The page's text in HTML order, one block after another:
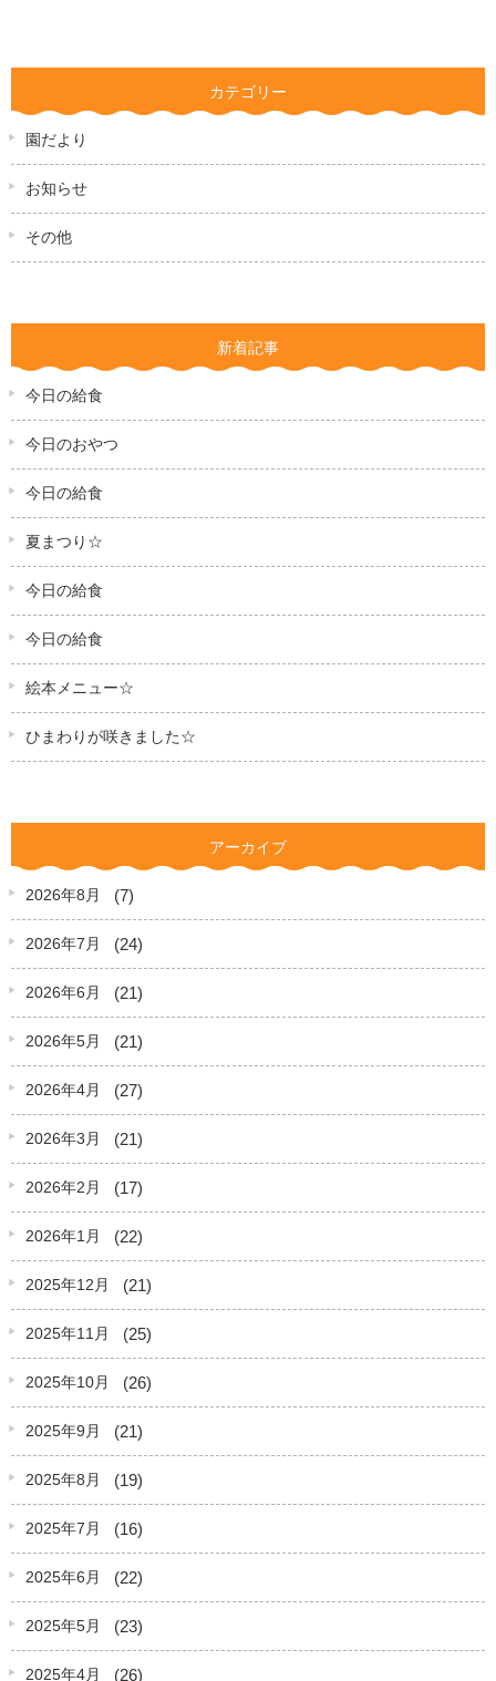
カテゴリー
園だより
お知らせ
その他
新着記事
今日の給食
今日のおやつ
今日の給食
夏まつり☆
今日の給食
今日の給食
絵本メニュー☆
ひまわりが咲きました☆
アーカイブ
2026年8月 (7)
2026年7月 (24)
2026年6月 (21)
2026年5月 (21)
2026年4月 (27)
2026年3月 (21)
2026年2月 (17)
2026年1月 (22)
2025年12月 (21)
2025年11月 (25)
2025年10月 (26)
2025年9月 (21)
2025年8月 (19)
2025年7月 (16)
2025年6月 (22)
2025年5月 (23)
2025年4月 (26)